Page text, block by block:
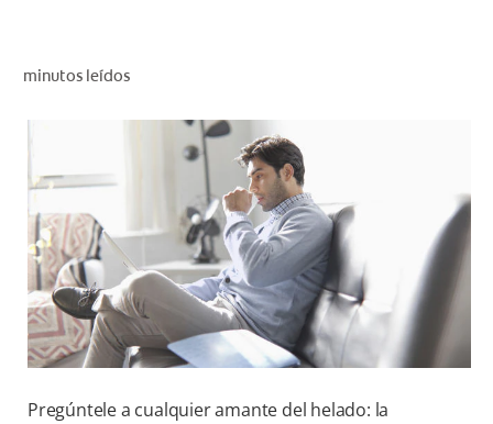
PARA PROFESIONALES
SUSCRIBITE
minutos leídos
Pregúntele a cualquier amante del helado: la